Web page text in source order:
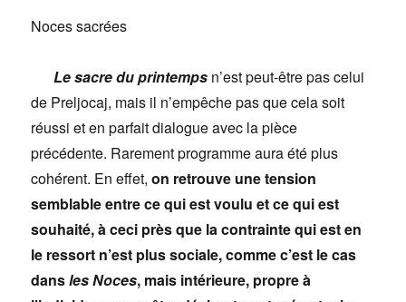
Noces sacrées
Le sacre du printemps n’est peut-être pas celui
de Preljocaj, mais il n’empêche pas que cela soit
réussi et en parfait dialogue avec la pièce
précédente. Rarement programme aura été plus
cohérent. En effet,on retrouve une tension
semblable entre ce qui est voulu et ce qui est
souhaité, à ceci près que la contrainte qui est en
le ressort n’est plus sociale, comme c’est le cas
dansles Noces, mais intérieure, propre à